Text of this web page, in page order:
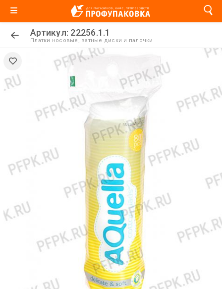
Артикул: 22256.1.1
Платки носовые, ватные диски и палочки